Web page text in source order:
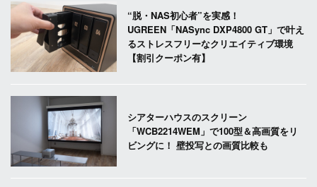
“脱・NAS初心者”を実感！
UGREEN「NASync DXP4800 GT」で叶え
るストレスフリーなクリエイティブ環境
【割引クーポン有】
シアターハウスのスクリーン
「WCB2214WEM」で100型＆高画質をリ
ビングに！ 壁投写との画質比較も